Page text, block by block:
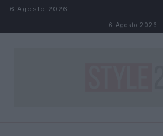
Salta al contenuto
6 Agosto 2026
6 Agosto 2026